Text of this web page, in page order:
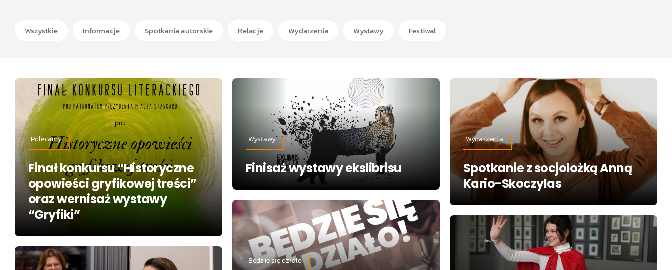
Wszystkie Informacje Spotkania autorskie Relacje Wydarzenia Wystawy Festiwal
Polecamy
Finał konkursu “Historyczne
opowieści gryfikowej treści”
oraz wernisaż wystawy
“Gryfiki”
Wystawy
Finisaż wystawy ekslibrisu
Wydarzenia
Spotkanie z socjolożką Anną
Kario-Skoczylas
Będzie się działo